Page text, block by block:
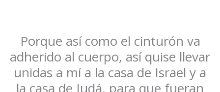
Porque así como el cinturón va
adherido al cuerpo, así quise llevar
unidas a mí a la casa de Israel y a
la casa de Judá, para que fueran